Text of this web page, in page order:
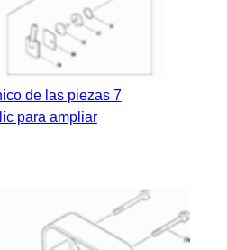
de las piezas 7
para ampliar